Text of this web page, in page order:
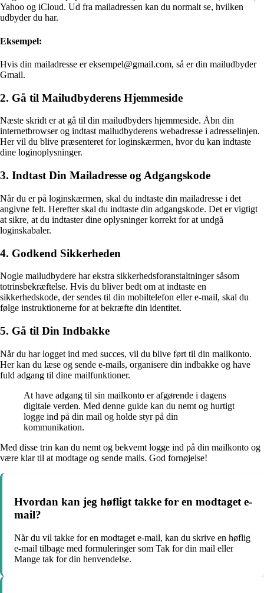
Yahoo og iCloud. Ud fra mailadressen kan du normalt se, hvilken
udbyder du har.
Eksempel:
Hvis din mailadresse er eksempel@gmail.com, så er din mailudbyder
Gmail.
2. Gå til Mailudbyderens Hjemmeside
Næste skridt er at gå til din mailudbyders hjemmeside. Åbn din
internetbrowser og indtast mailudbyderens webadresse i adresselinjen.
Her vil du blive præsenteret for loginskærmen, hvor du kan indtaste
dine loginoplysninger.
3. Indtast Din Mailadresse og Adgangskode
Når du er på loginskærmen, skal du indtaste din mailadresse i det
angivne felt. Herefter skal du indtaste din adgangskode. Det er vigtigt
at sikre, at du indtaster dine oplysninger korrekt for at undgå
loginskabaler.
4. Godkend Sikkerheden
Nogle mailudbydere har ekstra sikkerhedsforanstaltninger såsom
totrinsbekræftelse. Hvis du bliver bedt om at indtaste en
sikkerhedskode, der sendes til din mobiltelefon eller e-mail, skal du
følge instruktionerne for at bekræfte din identitet.
5. Gå til Din Indbakke
Når du har logget ind med succes, vil du blive ført til din mailkonto.
Her kan du læse og sende e-mails, organisere din indbakke og have
fuld adgang til dine mailfunktioner.
At have adgang til sin mailkonto er afgørende i dagens
digitale verden. Med denne guide kan du nemt og hurtigt
logge ind på din mail og holde styr på din
kommunikation.
Med disse trin kan du nemt og bekvemt logge ind på din mailkonto og
være klar til at modtage og sende mails. God fornøjelse!
Hvordan kan jeg høfligt takke for en modtaget e-
mail?
Når du vil takke for en modtaget e-mail, kan du skrive en høflig
e-mail tilbage med formuleringer som Tak for din mail eller
Mange tak for din henvendelse.